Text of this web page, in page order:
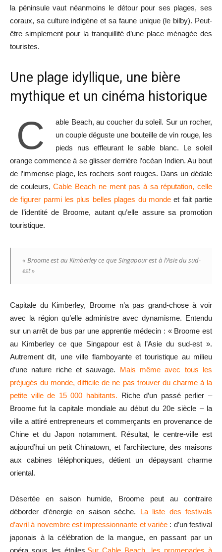
la péninsule vaut néanmoins le détour pour ses plages, ses
coraux, sa culture indigène et sa faune unique (le bilby). Peut-
être simplement pour la tranquillité d’une place ménagée des
touristes.
Une plage idyllique, une bière
mythique et un cinéma historique
C
able Beach, au coucher du soleil. Sur un rocher,
un couple déguste une bouteille de vin rouge, les
pieds nus effleurant le sable blanc. Le soleil
orange commence à se glisser derrière l’océan Indien. Au bout
de l’immense plage, les rochers sont rouges. Dans un dédale
de couleurs,Cable Beach ne ment pas à sa réputation, celle
de figurer parmi les plus belles plages du mondeet fait partie
de l’identité de Broome, autant qu’elle assure sa promotion
touristique.
« Broome est au Kimberley ce que Singapour est à l’Asie du sud-
est »
Capitale du Kimberley, Broome n’a pas grand-chose à voir
avec la région qu’elle administre avec dynamisme. Entendu
sur un arrêt de bus par une apprentie médecin : « Broome est
au Kimberley ce que Singapour est à l’Asie du sud-est ».
Autrement dit, une ville flamboyante et touristique au milieu
d’une nature riche et sauvage. Mais même avec tous les
préjugés du monde, difficile de ne pas trouver du charme à la
petite ville de 15 000 habitants. Riche d’un passé perlier –
Broome fut la capitale mondiale au début du 20e siècle – la
ville a attiré entrepreneurs et commerçants en provenance de
Chine et du Japon notamment. Résultat, le centre-ville est
aujourd’hui un petit Chinatown, et l’architecture, des maisons
aux cabines téléphoniques, détient un dépaysant charme
oriental.
Désertée en saison humide, Broome peut au contraire
déborder d’énergie en saison sèche. La liste des festivals
d’avril à novembre est impressionnante et variée : d’un festival
japonais à la célébration de la mangue, en passant par un